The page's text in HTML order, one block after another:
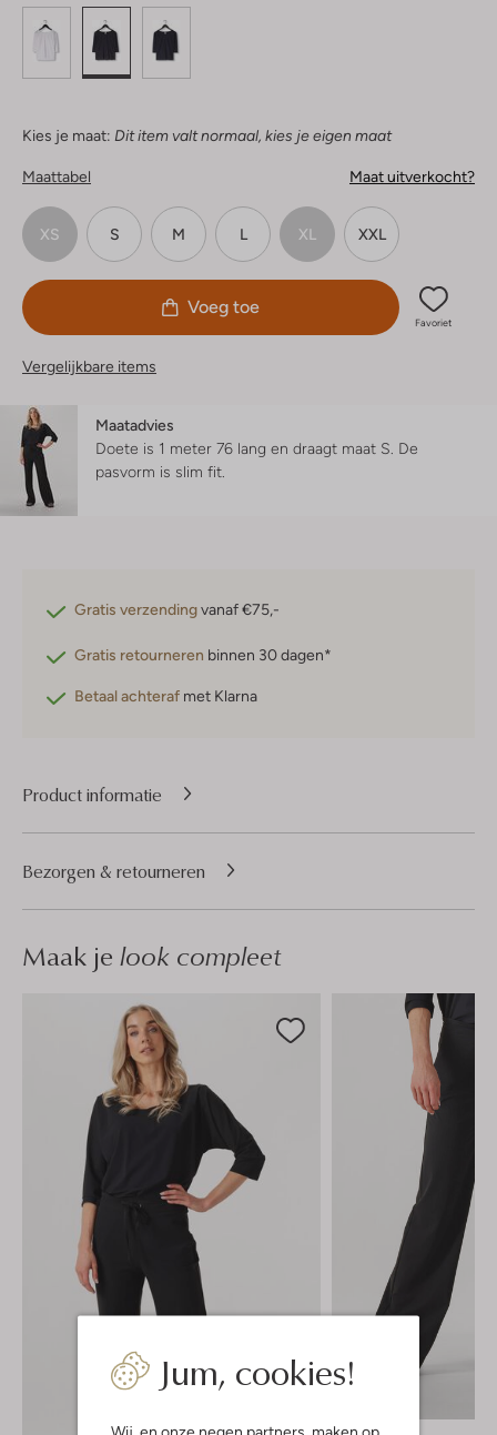
Jum, cookies!
Wij, en onze negen partners , maken op
Kies je maat: Dit item valt normaal, kies je eigen maat
Maattabel Maat uitverkocht?
XS S M L XL XXL
Voeg toe
Favoriet
Vergelijkbare items
Maatadvies
Doete is 1 meter 76 lang en draagt maat S. De
pasvorm is slim fit
Gratis verzendingvanaf €75,-
Gratis retourneren binnen 30 dagen*
Betaal achteraf met Klarna
Product informatie
Bezorgen & retourneren
Maak je look compleet